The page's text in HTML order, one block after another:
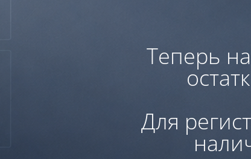
Теперь
Для